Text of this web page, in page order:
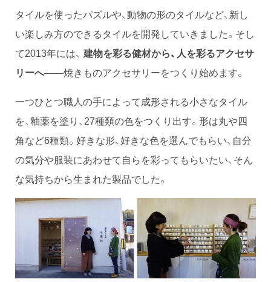
タイルを使ったパズルや、動物の形のタイルなど、新し
い楽しみ方のできるタイルを開発していきました。そし
て2013年には、 建物を彩る健材から、人を彩るアクセサ
リーへ——焼きものアクセサリーをつくり始めます。
一つひとつ職人の手によって成形される小さなタイル
を、釉薬を塗り、27種類の色をつくり出す。形は丸や四
角など6種類。好きな形、好きな色を選んでもらい、自分
の気分や服装にあわせて自らを彩ってもらいたい、そん
な気持ちから生まれた製品でした。